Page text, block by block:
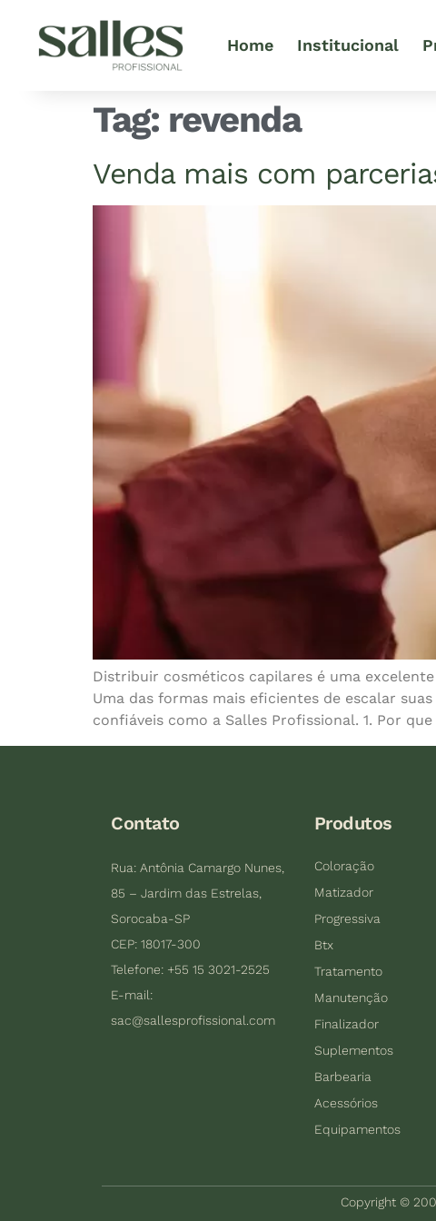
Home Institucional
Tag: revenda
Venda mais com
Distribuir cosméticos capilares é uma
Uma das formas mais eficientes de escalar
confiáveis como a Salles Profissional. 1. Por
Contato
Rua: Antônia Camargo Nunes,
85 – Jardim das Estrelas,
Sorocaba-SP
CEP: 18017-300
Telefone: +55 15 3021-2525
E-mail:
sac@sallesprofissional.com
Produtos
Coloração
Matizador
Progressiva
Btx
Tratamento
Manutenção
Finalizador
Suplementos
Barbearia
Acessórios
Equipamentos
Copyright ©